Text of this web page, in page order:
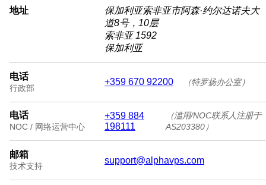
地址
保加利亚索非亚市阿森·约尔达诺夫大
道8号，10层
索非亚 1592
保加利亚
电话
行政部
+359 670 92200 （特罗扬办公室）
电话
NOC / 网络运营中心
+359 884
198111
（滥用/NOC联系人注册于
AS203380）
邮箱
技术支持
support@alphavps.com